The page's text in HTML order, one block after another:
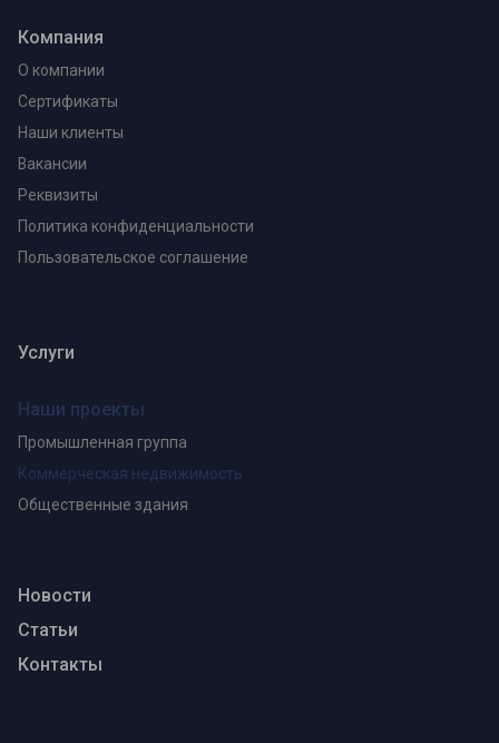
Компания
О компании
Сертификаты
Наши клиенты
Вакансии
Реквизиты
Политика конфиденциальности
Пользовательское соглашение
Услуги
Наши проекты
Промышленная группа
Коммерческая недвижимость
Общественные здания
Новости
Статьи
Контакты